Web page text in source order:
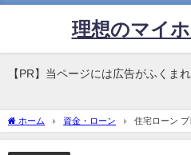
理想のマイ
【PR】当ページには広告がふくまれ
ホーム 資金・ローン 住宅ローン